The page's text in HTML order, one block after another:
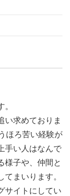
い求めておりま
ほろ苦い経験が
手い人はなんで
様子や、仲間と
まいります。
サイトにしてい